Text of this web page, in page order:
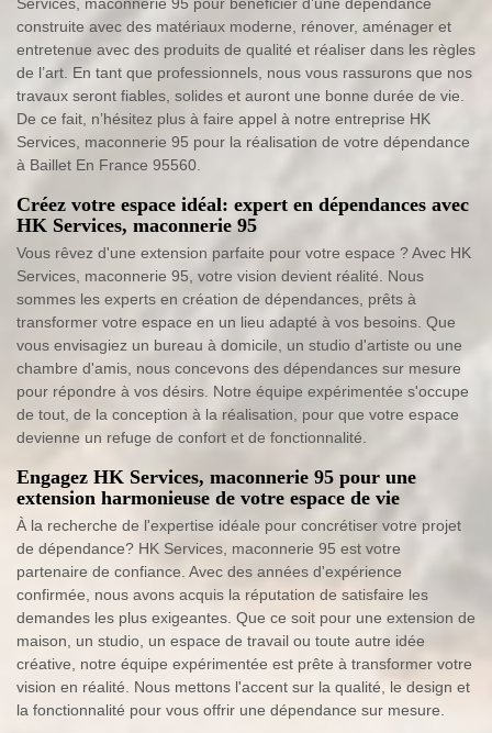
Services, maconnerie 95 pour bénéficier d’une dépendance
construite avec des matériaux moderne, rénover, aménager et
entretenue avec des produits de qualité et réaliser dans les règles
de l’art. En tant que professionnels, nous vous rassurons que nos
travaux seront fiables, solides et auront une bonne durée de vie.
De ce fait, n’hésitez plus à faire appel à notre entreprise HK
Services, maconnerie 95 pour la réalisation de votre dépendance
à Baillet En France 95560.
Créez votre espace idéal: expert en dépendances avec
HK Services, maconnerie 95
Vous rêvez d'une extension parfaite pour votre espace ? Avec HK
Services, maconnerie 95, votre vision devient réalité. Nous
sommes les experts en création de dépendances, prêts à
transformer votre espace en un lieu adapté à vos besoins. Que
vous envisagiez un bureau à domicile, un studio d'artiste ou une
chambre d'amis, nous concevons des dépendances sur mesure
pour répondre à vos désirs. Notre équipe expérimentée s'occupe
de tout, de la conception à la réalisation, pour que votre espace
devienne un refuge de confort et de fonctionnalité.
Engagez HK Services, maconnerie 95 pour une
extension harmonieuse de votre espace de vie
À la recherche de l'expertise idéale pour concrétiser votre projet
de dépendance? HK Services, maconnerie 95 est votre
partenaire de confiance. Avec des années d'expérience
confirmée, nous avons acquis la réputation de satisfaire les
demandes les plus exigeantes. Que ce soit pour une extension de
maison, un studio, un espace de travail ou toute autre idée
créative, notre équipe expérimentée est prête à transformer votre
vision en réalité. Nous mettons l'accent sur la qualité, le design et
la fonctionnalité pour vous offrir une dépendance sur mesure.